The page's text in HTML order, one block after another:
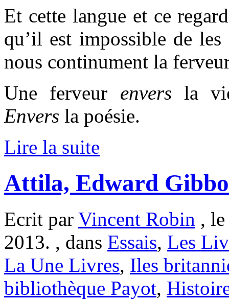
Et cette langue et ce
qu’il est impossible de
nous continument la
Une ferveur envers la
Envers la poésie.
Lire la suite
Attila, Edward
Ecrit par Vincent Robin ,
2013. , dans Essais, Les
La Une Livres, Iles
bibliothèque Payot,